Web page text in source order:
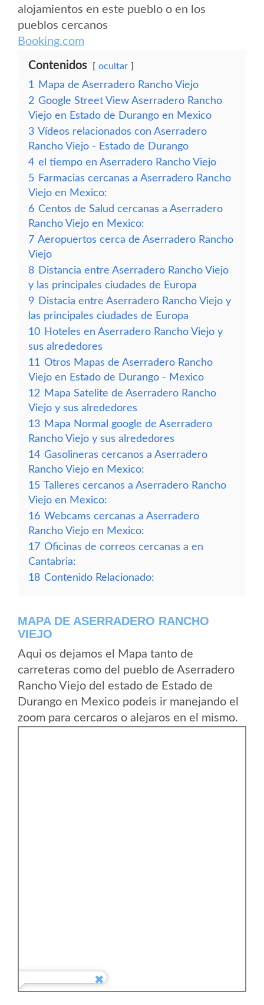
alojamientos en este pueblo o en los
pueblos cercanos
Booking.com
Contenidos ocultar
1
Mapa de Aserradero Rancho Viejo
2 Google Street View Aserradero Rancho
Viejo en Estado de Durango en Mexico
3 Vídeos relacionados con Aserradero
Rancho Viejo - Estado de Durango
4 el tiempo en Aserradero Rancho Viejo
5 Farmacias cercanas a Aserradero Rancho
Viejo en Mexico:
6 Centos de Salud cercanas a Aserradero
Rancho Viejo en Mexico:
7 Aeropuertos cerca de Aserradero Rancho
Viejo
8 Distancia entre Aserradero Rancho Viejo
y las principales ciudades de Europa
9 Distacia entre Aserradero Rancho Viejo y
las principales ciudades de Europa
10 Hoteles en Aserradero Rancho Viejo y
sus alrededores
11 Otros Mapas de Aserradero Rancho
Viejo en Estado de Durango - Mexico
12 Mapa Satelite de Aserradero Rancho
Viejo y sus alrededores
13 Mapa Normal google de Aserradero
Rancho Viejo y sus alrededores
14 Gasolineras cercanos a Aserradero
Rancho Viejo en Mexico:
15 Talleres cercanos a Aserradero Rancho
Viejo en Mexico:
16 Webcams cercanas a Aserradero
Rancho Viejo en Mexico:
17 Oficinas de correos cercanas a en
Cantabria:
18 Contenido Relacionado:
MAPA DE ASERRADERO RANCHO
VIEJO
Aqui os dejamos el Mapa tanto de
carreteras como del pueblo de Aserradero
Rancho Viejo del estado de Estado de
Durango en Mexico podeis ir manejando el
zoom para cercaros o alejaros en el mismo.